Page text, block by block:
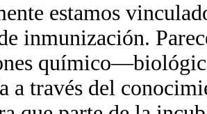
estamos
inmunización.
a través del